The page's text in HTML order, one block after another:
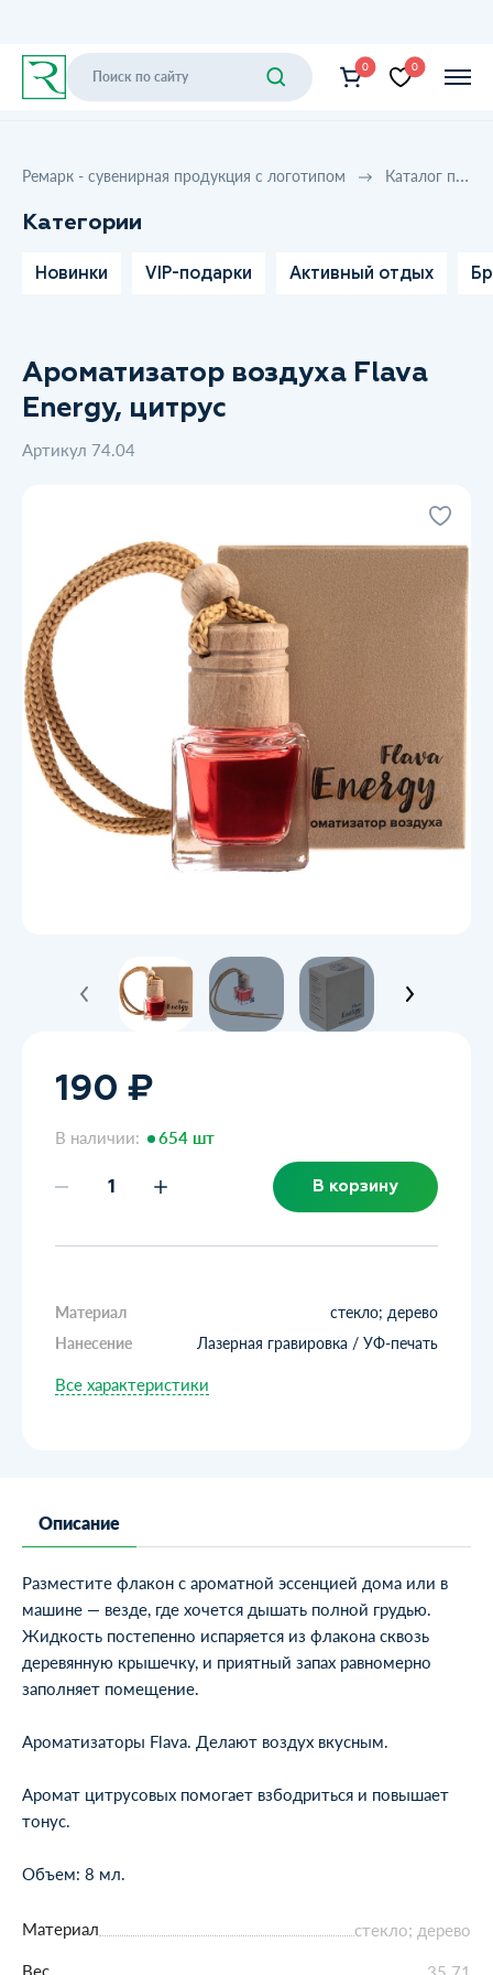
0 0
Ремарк - сувенирная продукция с логотипом Каталог продукции
Категории
Новинки VIP-подарки Активный отдых
Ароматизатор воздуха Flava
Energy, цитрус
Артикул 74.04
190 ₽
В наличии: 654 шт
В корзину
Материал
стекло; дерево
Нанесение
Лазерная гравировка / УФ-печать
Все характеристики
Описание
Разместите флакон с ароматной эссенцией дома или в
машине — везде, где хочется дышать полной грудью.
Жидкость постепенно испаряется из флакона сквозь
деревянную крышечку, и приятный запах равномерно
заполняет помещение.
Ароматизаторы Flava. Делают воздух вкусным.
Аромат цитрусовых помогает взбодриться и повышает
тонус.
Объем: 8 мл.
Материал
стекло; дерево
Вес